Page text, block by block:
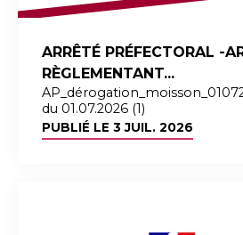
ARRÊTÉ PRÉFECTORAL -
RÈGLEMENTANT...
du 01.07.2026 (1)
PUBLIÉ LE 3 JUIL. 2026